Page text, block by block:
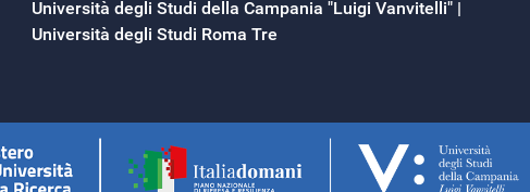
Read More...
Università degli Studi della Campania "Luigi Vanvitelli"
Università degli Studi Roma Tre